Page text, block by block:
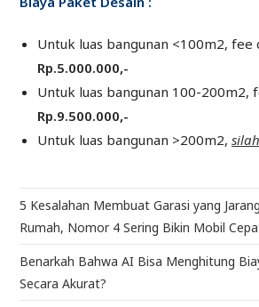
Untuk luas bangunan <100m2, fee
Rp.5.000.000,-
Untuk luas bangunan 100-200m2,
Rp.9.500.000,-
Untuk luas bangunan >200m2,
5 Kesalahan Membuat Garasi yang
Rumah, Nomor 4 Sering Bikin Mobil
Benarkah Bahwa AI Bisa Menghitung
Secara Akurat?